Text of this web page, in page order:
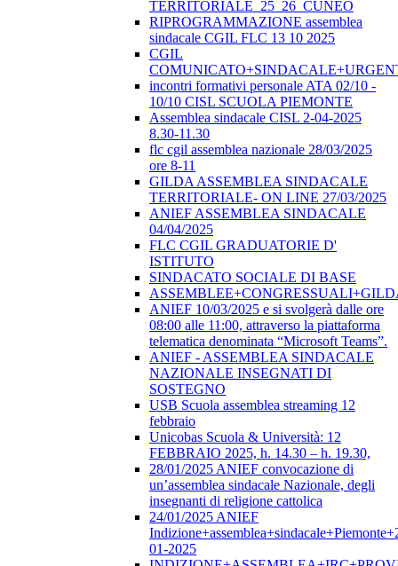
TERRITORIALE_25_26_CUNEO
RIPROGRAMMAZIONE assemblea
sindacale CGIL FLC 13 10 2025
CGIL
incontri formativi personale ATA 02/10 -
10/10 CISL SCUOLA PIEMONTE
Assemblea sindacale CISL 2-04-2025
8.30-11.30
flc cgil assemblea nazionale 28/03/2025
ore 8-11
GILDA ASSEMBLEA SINDACALE
TERRITORIALE- ON LINE 27/03/2025
ANIEF ASSEMBLEA SINDACALE
04/04/2025
FLC CGIL GRADUATORIE D'
ISTITUTO
SINDACATO SOCIALE DI BASE
ANIEF 10/03/2025 e si svolgerà dalle ore
08:00 alle 11:00, attraverso la piattaforma
telematica denominata “Microsoft Teams”.
ANIEF - ASSEMBLEA SINDACALE
NAZIONALE INSEGNATI DI
SOSTEGNO
USB Scuola assemblea streaming 12
febbraio
Unicobas Scuola & Università: 12
FEBBRAIO 2025, h. 14.30 – h. 19.30,
28/01/2025 ANIEF convocazione di
un’assemblea sindacale Nazionale, degli
insegnanti di religione cattolica
24/01/2025 ANIEF
01-2025